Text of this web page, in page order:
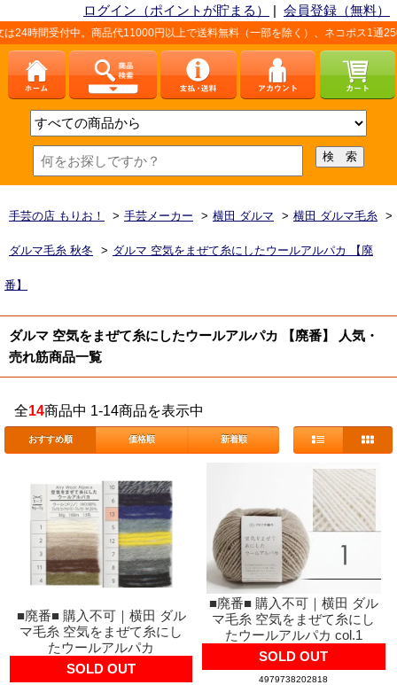
ログイン（ポイントが貯まる） | 会員登録（無料）
間受付中。商品代11000円以上で送料無料（一部を除く）、ネコポス1通250円
手芸の店 もりお！ > 手芸メーカー > 横田 ダルマ > 横田 ダルマ毛糸 >
ダルマ毛糸 秋冬 > ダルマ 空気をまぜて糸にしたウールアルパカ 【廃
番】
ダルマ 空気をまぜて糸にしたウールアルパカ 【廃番】 人気・
売れ筋商品一覧
全14商品中 1-14商品を表示中
おすすめ順 価格順 新着順
■廃番■ 購入不可｜横田 ダル
マ毛糸 空気をまぜて糸にし
たウールアルパカ
SOLD OUT
■廃番■ 購入不可｜横田 ダル
マ毛糸 空気をまぜて糸にし
たウールアルパカ col.1
SOLD OUT
4979738202818